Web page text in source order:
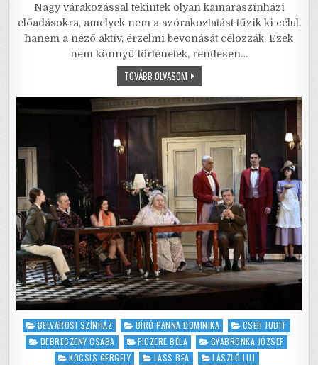
c
e
b
o
k
it
te
r
ai
l
ai
l
at
s
A
p
ar
e
Nagy várakozással tekintek olyan kamaraszínházi
előadásokra, amelyek nem a szórakoztatást tűzik ki célul,
hanem a néző aktív, érzelmi bevonását célozzák. Ezek
nem könnyű történetek, rendesen…
TOVÁBB OLVASOMHOSSZÚ
VIRÁGZÁS
MERJ
KIMENNI
A
SZAKADÓ
ESŐBE
Posted
in
BELVÁROSI SZÍNHÁZ BÍRÓ PANNA DOMINIKA
CSEH JUDIT
DEBRECZENY CSABA
FICZERE BÉLA
GYABRONKA JÓZSEF
KOCSIS GERGELY
LASS BEA
LÁSZLÓ LILI